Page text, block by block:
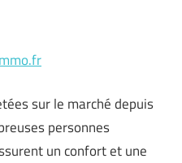
sur le marché depuis
personnes
un confort et une